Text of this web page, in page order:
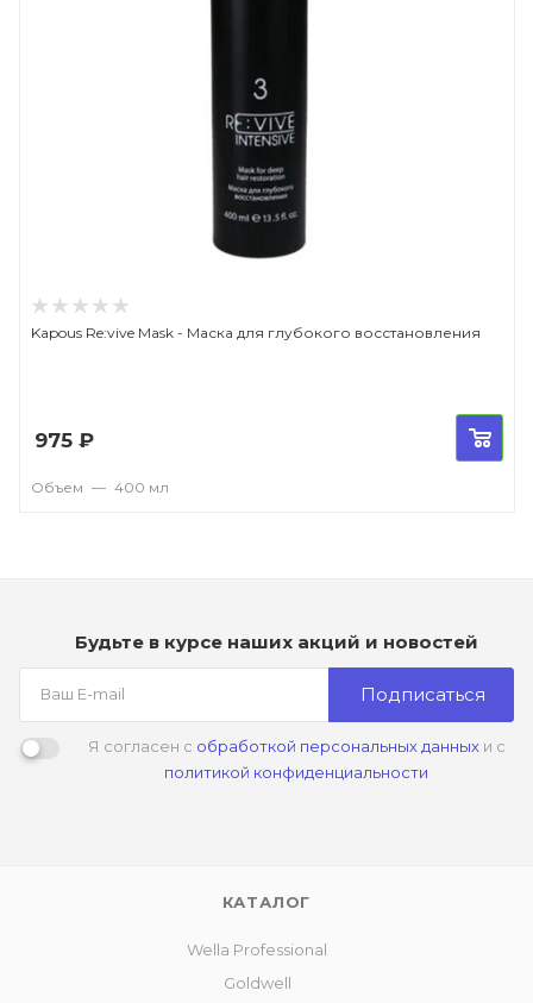
Kapous Re:vive Mask - Маска для глубокого восстановления
975 ₽
Объем — 400 мл
Будьте в курсе наших акций и новостей
Подписаться
Я согласен с обработкой персональных данныхи с
политикой конфиденциальности
КАТАЛОГ
Wella Professional
Goldwell